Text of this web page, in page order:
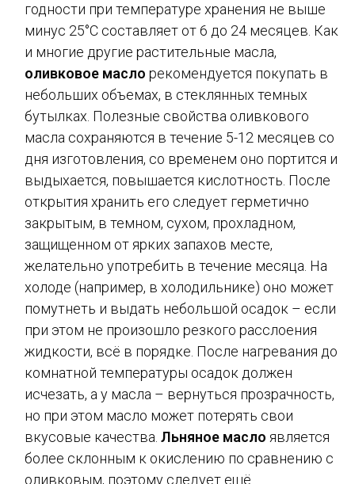
годности при температуре хранения не выше
минус 25°С составляет от 6 до 24 месяцев. Как
и многие другие растительные масла,
оливковое масло рекомендуется покупать в
небольших объемах, в стеклянных темных
бутылках. Полезные свойства оливкового
масла сохраняются в течение 5-12 месяцев со
дня изготовления, со временем оно портится и
выдыхается, повышается кислотность. После
открытия хранить его следует герметично
закрытым, в темном, сухом, прохладном,
защищенном от ярких запахов месте,
желательно употребить в течение месяца. На
холоде (например, в холодильнике) оно может
помутнеть и выдать небольшой осадок – если
при этом не произошло резкого расслоения
жидкости, всё в порядке. После нагревания до
комнатной температуры осадок должен
исчезать, а у масла – вернуться прозрачность,
но при этом масло может потерять свои
вкусовые качества.Льняное масло является
более склонным к окислению по сравнению с
оливковым, поэтому следует ещё